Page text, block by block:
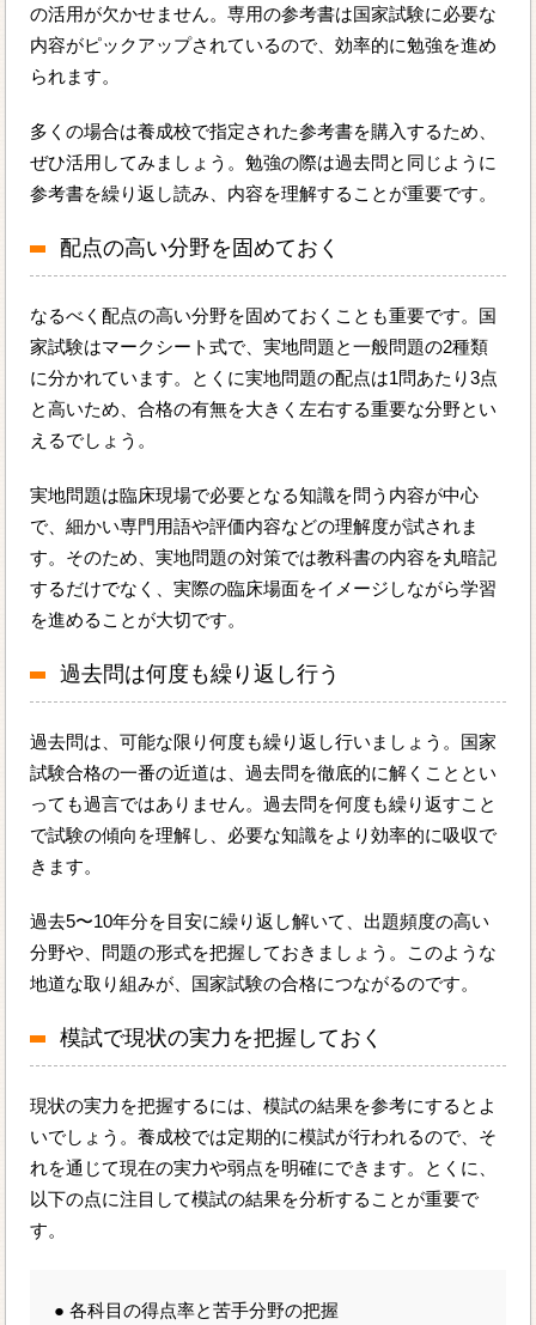
の活用が欠かせません。専用の参考書は国家試験に必要な
内容がピックアップされているので、効率的に勉強を進め
られます。
多くの場合は養成校で指定された参考書を購入するため、
ぜひ活用してみましょう。勉強の際は過去問と同じように
参考書を繰り返し読み、内容を理解することが重要です。
配点の高い分野を固めておく
なるべく配点の高い分野を固めておくことも重要です。国
家試験はマークシート式で、実地問題と一般問題の2種類
に分かれています。とくに実地問題の配点は1問あたり3点
と高いため、合格の有無を大きく左右する重要な分野とい
えるでしょう。
実地問題は臨床現場で必要となる知識を問う内容が中心
で、細かい専門用語や評価内容などの理解度が試されま
す。そのため、実地問題の対策では教科書の内容を丸暗記
するだけでなく、実際の臨床場面をイメージしながら学習
を進めることが大切です。
過去問は何度も繰り返し行う
過去問は、可能な限り何度も繰り返し行いましょう。国家
試験合格の一番の近道は、過去問を徹底的に解くこととい
っても過言ではありません。過去問を何度も繰り返すこと
で試験の傾向を理解し、必要な知識をより効率的に吸収で
きます。
過去5〜10年分を目安に繰り返し解いて、出題頻度の高い
分野や、問題の形式を把握しておきましょう。このような
地道な取り組みが、国家試験の合格につながるのです。
模試で現状の実力を把握しておく
現状の実力を把握するには、模試の結果を参考にするとよ
いでしょう。養成校では定期的に模試が行われるので、そ
れを通じて現在の実力や弱点を明確にできます。とくに、
以下の点に注目して模試の結果を分析することが重要で
す。
● 各科目の得点率と苦手分野の把握